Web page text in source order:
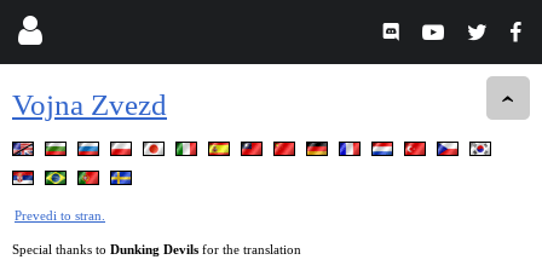
Vojna Zvezd
Prevedi to stran.
Special thanks to Dunking Devils for the translation